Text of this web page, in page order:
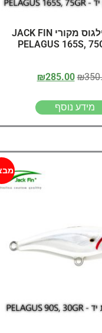
ג'ק פין פילגוס מקורי JACK FIN
PELAGUS 165S,
₪
₪285.00
מידע נוסף